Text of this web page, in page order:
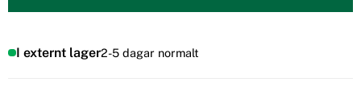
I externt lager2-5 dagar normalt